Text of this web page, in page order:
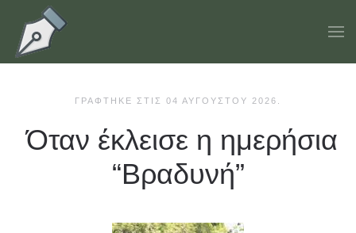
Skip to main content
ΓΡΆΦΤΗΚΕ ΣΤΙΣ 04 ΑΥΓΟΎΣΤΟΥ 2026
Όταν έκλεισε η ημερήσια
“Βραδυνή”